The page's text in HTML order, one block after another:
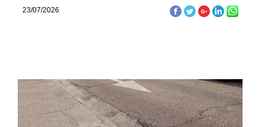
23/07/2026